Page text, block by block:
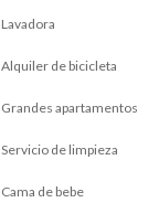
Lavadora
Alquiler de bicicleta
Grandes apartamentos
Servicio de limpieza
Cama de bebe